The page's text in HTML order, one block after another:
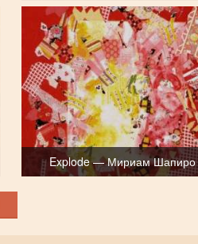
Explode — Мириам Шапиро